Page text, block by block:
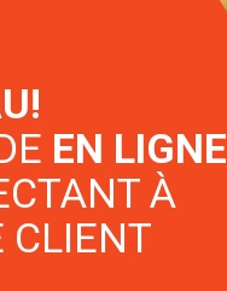
EN LIGNE
À
CLIENT